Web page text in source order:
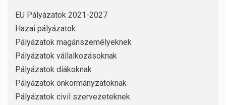
EU Pályázatok 2021-2027
Hazai pályázatok
Pályázatok magánszemélyeknek
Pályázatok vállalkozásoknak
Pályázatok diákoknak
Pályázatok önkormányzatoknak
Pályázatok civil szervezeteknek